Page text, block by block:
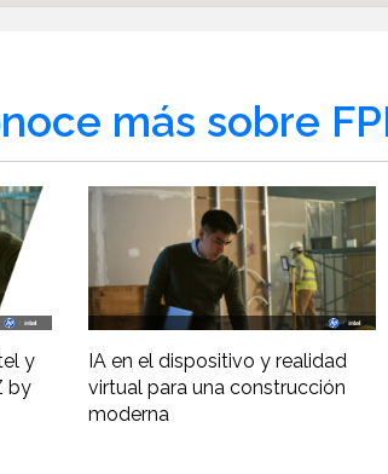
más sobre
y
by
IA en el dispositivo y realidad
virtual para una construcción
moderna